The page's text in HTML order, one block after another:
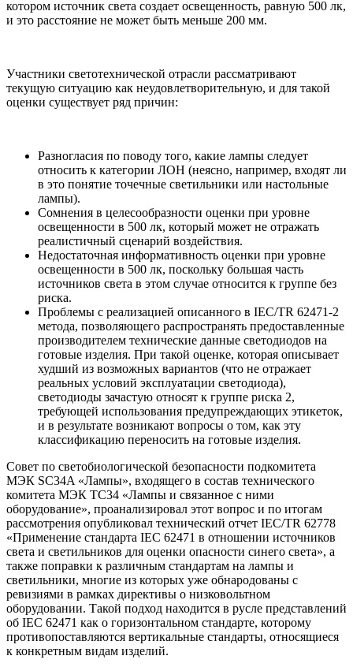
котором источник света создает освещенность, равную 500 лк,
и это расстояние не может быть меньше 200 мм.
Участники светотехнической отрасли рассматривают
текущую ситуацию как неудовлетворительную, и для такой
оценки существует ряд причин:
Разногласия по поводу того, какие лампы следует
относить к категории ЛОН (неясно, например, входят ли
в это понятие точечные светильники или настольные
лампы).
Сомнения в целесообразности оценки при уровне
освещенности в 500 лк, который может не отражать
реалистичный сценарий воздействия.
Недостаточная информативность оценки при уровне
освещенности в 500 лк, поскольку большая часть
источников света в этом случае относится к группе без
риска.
Проблемы с реализацией описанного в IEC/TR 62471-2
метода, позволяющего распространять предоставленные
производителем технические данные светодиодов на
готовые изделия. При такой оценке, которая описывает
худший из возможных вариантов (что не отражает
реальных условий эксплуатации светодиода),
светодиоды зачастую относят к группе риска 2,
требующей использования предупреждающих этикеток,
и в результате возникают вопросы о том, как эту
классификацию переносить на готовые изделия.
Совет по светобиологической безопасности подкомитета
МЭК SC34A «Лампы», входящего в состав технического
комитета МЭК TC34 «Лампы и связанное с ними
оборудование», проанализировал этот вопрос и по итогам
рассмотрения опубликовал технический отчет IEC/TR 62778
«Применение стандарта IEC 62471 в отношении источников
света и светильников для оценки опасности синего света», а
также поправки к различным стандартам на лампы и
светильники, многие из которых уже обнародованы с
ревизиями в рамках директивы о низковольтном
оборудовании. Такой подход находится в русле представлений
об IEC 62471 как о горизонтальном стандарте, которому
противопоставляются вертикальные стандарты, относящиеся
к конкретным видам изделий.